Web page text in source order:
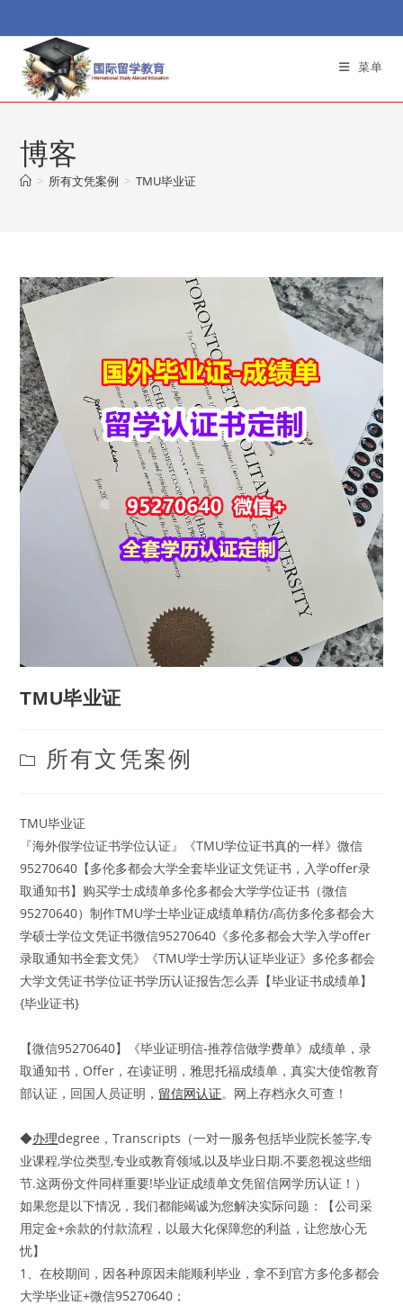
to
content
菜单
博客
> 所有文凭案例 > TMU毕业证
TMU毕业证
Post
category:
所有文凭案例
TMU毕业证
『海外假学位证书学位认证』《TMU学位证书真的一样》微信
95270640【多伦多都会大学全套毕业证文凭证书，入学offer录
取通知书】购买学士成绩单多伦多都会大学学位证书（微信
95270640）制作TMU学士毕业证成绩单精仿/高仿多伦多都会大
学硕士学位文凭证书微信95270640《多伦多都会大学入学offer
录取通知书全套文凭》《TMU学士学历认证毕业证》多伦多都会
大学文凭证书学位证书学历认证报告怎么弄【毕业证书成绩单】
{毕业证书}
【微信95270640】《毕业证明信-推荐信做学费单》成绩单，录
取通知书，Offer，在读证明，雅思托福成绩单，真实大使馆教育
部认证，回国人员证明， 留信网认证。网上存档永久可查！
◆办理degree，Transcripts（一对一服务包括毕业院长签字,专
业课程,学位类型,专业或教育领域,以及毕业日期.不要忽视这些细
节.这两份文件同样重要!毕业证成绩单文凭留信网学历认证！）
如果您是以下情况，我们都能竭诚为您解决实际问题：【公司采
用定金+余款的付款流程，以最大化保障您的利益，让您放心无
忧】
1、在校期间，因各种原因未能顺利毕业，拿不到官方多伦多都会
大学毕业证+微信95270640；